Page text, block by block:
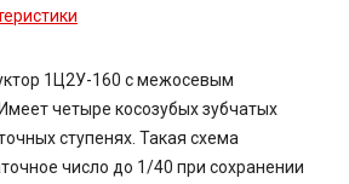
1Ц2У-160 с межосевым
четыре косозубых зубчатых
ступенях. Такая схема
число до 1/40 при сохранении